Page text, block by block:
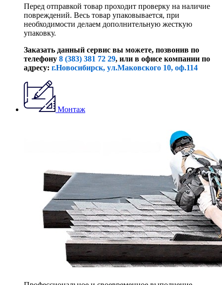
Перед отправкой товар проходит проверку на наличие
повреждений. Весь товар упаковывается, при
необходимости делаем дополнительную жесткую
упаковку.
Заказать данный сервис вы можете, позвонив по
телефону 8 (383) 381 72 29, или в офисе компании по
адресу: г.Новосибирск, ул.Маковского 10, оф.114
Монтаж